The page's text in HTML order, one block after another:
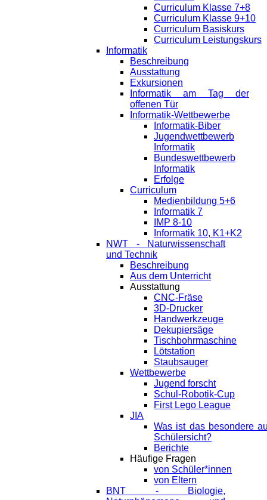
Curriculum Klasse 7+8
Curriculum Klasse 9+10
Curriculum Basiskurs
Curriculum Leistungskurs
Informatik
Beschreibung
Ausstattung
Exkursionen
Informatik am Tag der
offenen Tür
Informatik-Wettbewerbe
Informatik-Biber
Jugendwettbewerb
Informatik
Bundeswettbewerb
Informatik
Erfolge
Curriculum
Medienbildung 5+6
Informatik 7
IMP 8-10
Informatik 10, K1+K2
NWT - Naturwissenschaft
und Technik
Beschreibung
Aus dem Unterricht
Ausstattung
CNC-Fräse
3D-Drucker
Handwerkzeuge
Dekupiersäge
Tischbohrmaschine
Lötstation
Staubsauger
Wettbewerbe
Jugend forscht
Schul-Robotik-Cup
First Lego League
JIA
Was ist das besondere
Schülersicht?
Berichte
Häufige Fragen
von Schüler*innen
von Eltern
BNT - Biologie,